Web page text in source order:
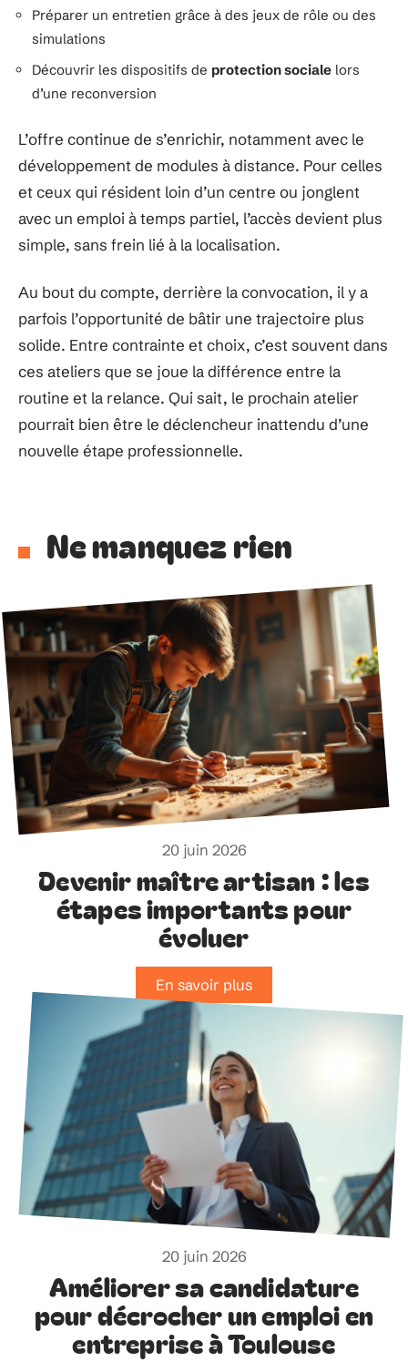
Préparer un entretien grâce à des jeux de rôle ou des
simulations
Découvrir les dispositifs de protection sociale lors
d’une reconversion
L’offre continue de s’enrichir, notamment avec le
développement de modules à distance. Pour celles
et ceux qui résident loin d’un centre ou jonglent
avec un emploi à temps partiel, l’accès devient plus
simple, sans frein lié à la localisation.
Au bout du compte, derrière la convocation, il y a
parfois l’opportunité de bâtir une trajectoire plus
solide. Entre contrainte et choix, c’est souvent dans
ces ateliers que se joue la différence entre la
routine et la relance. Qui sait, le prochain atelier
pourrait bien être le déclencheur inattendu d’une
nouvelle étape professionnelle.
Ne manquez rien
20 juin 2026
Devenir maître artisan : les
étapes importants pour
évoluer
En savoir plus
20 juin 2026
Améliorer sa candidature
pour décrocher un emploi en
entreprise à Toulouse